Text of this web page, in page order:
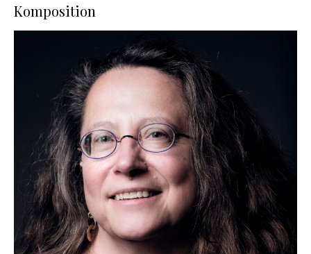
Komposition